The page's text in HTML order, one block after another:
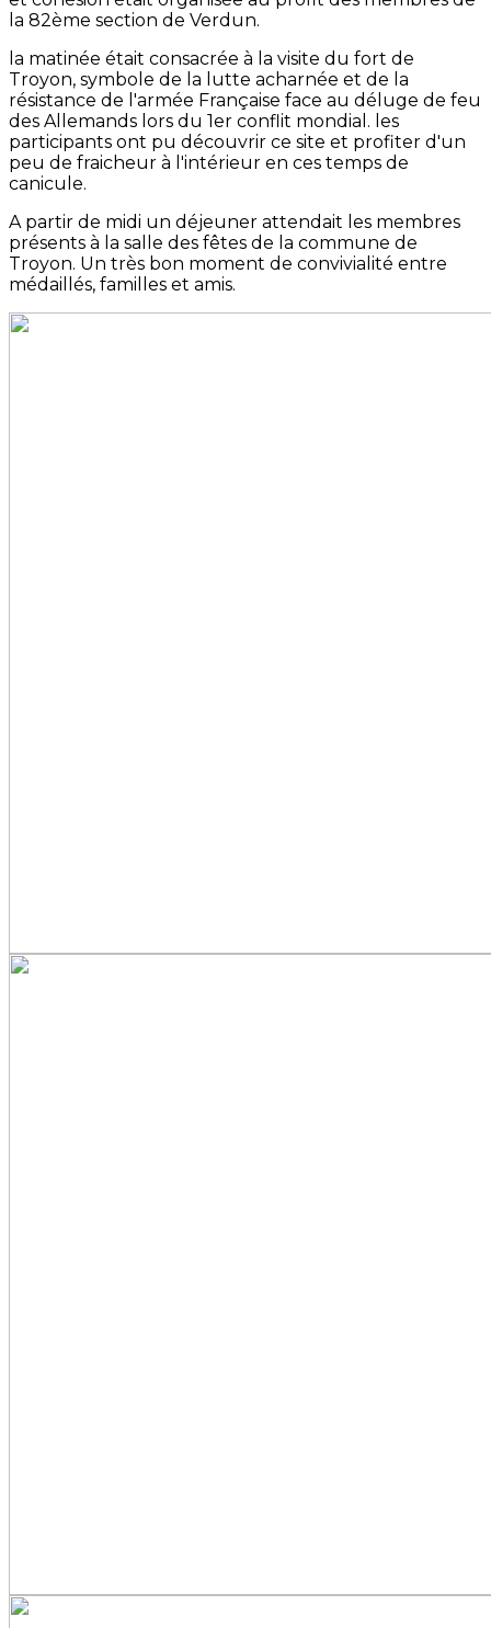
la 82ème section de Verdun.
la matinée était consacrée à la visite du fort de
Troyon, symbole de la lutte acharnée et de la
résistance de l'armée Française face au déluge de feu
des Allemands lors du 1er conflit mondial. les
participants ont pu découvrir ce site et profiter d'un
peu de fraicheur à l'intérieur en ces temps de
canicule.
A partir de midi un déjeuner attendait les membres
présents à la salle des fêtes de la commune de
Troyon. Un très bon moment de convivialité entre
médaillés, familles et amis.